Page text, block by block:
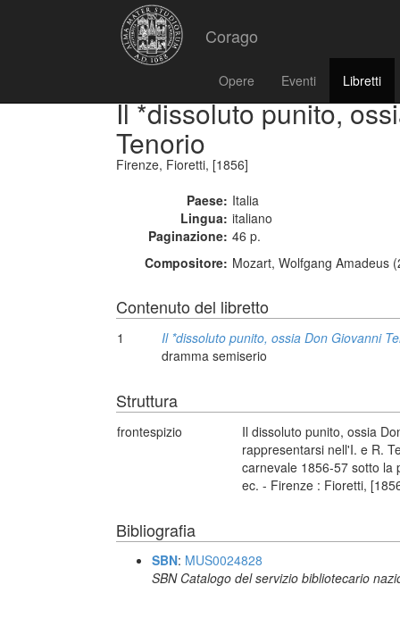
Corago
Opere Eventi Libretti
Il *dissoluto punito,
Tenorio
Firenze, Fioretti, [1856]
Paese: Italia
Lingua: italiano
Paginazione: 46 p.
Compositore: Mozart, Wolfgang Amadeus
Contenuto del libretto
1
Il *dissoluto punito, ossia Don Giovanni
dramma semiserio
Struttura
frontespizio
Il dissoluto punito, ossia
rappresentarsi nell'I. e R.
carnevale 1856-57 sotto la
ec. - Firenze : Fioretti,
Bibliografia
SBN: MUS0024828
SBN Catalogo del servizio bibliotecario